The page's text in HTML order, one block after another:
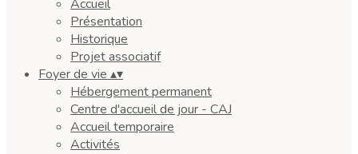
Accueil
Présentation
Historique
Projet associatif
Foyer de vie ▴▾
Hébergement permanent
Centre d'accueil de jour - CAJ
Accueil temporaire
Activités